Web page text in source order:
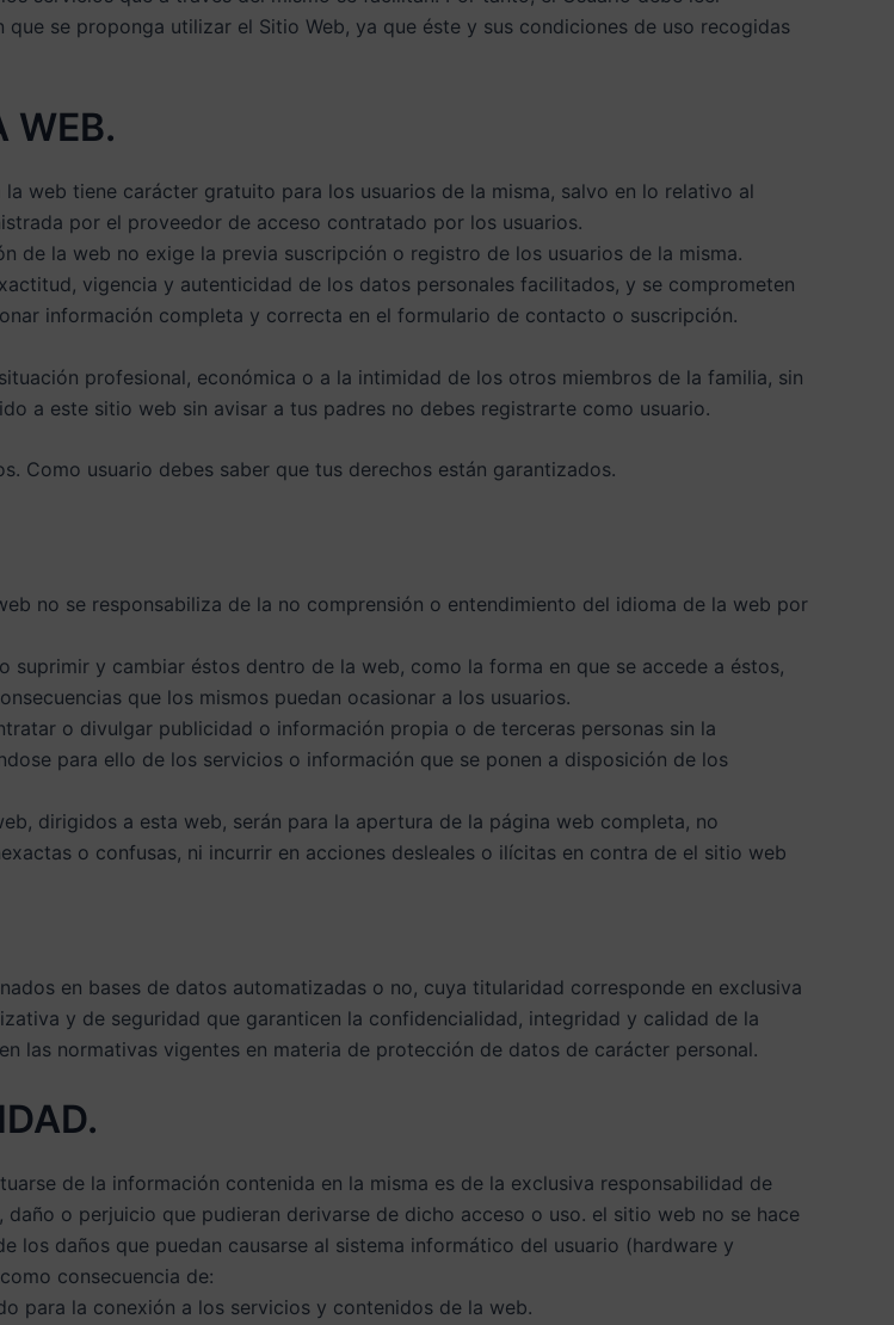
se proponga utilizar el Sitio Web, ya que éste y sus condiciones de uso recogidas
WEB.
web tiene carácter gratuito para los usuarios de la misma, salvo en lo relativo al
por el proveedor de acceso contratado por los usuarios.
de la web no exige la previa suscripción o registro de los usuarios de la misma.
vigencia y autenticidad de los datos personales facilitados, y se comprometen
información completa y correcta en el formulario de contacto o suscripción.
profesional, económica o a la intimidad de los otros miembros de la familia, sin
a este sitio web sin avisar a tus padres no debes registrarte como usuario.
Como usuario debes saber que tus derechos están garantizados.
no se responsabiliza de la no comprensión o entendimiento del idioma de la web por
y cambiar éstos dentro de la web, como la forma en que se accede a éstos,
que los mismos puedan ocasionar a los usuarios.
o divulgar publicidad o información propia o de terceras personas sin la
para ello de los servicios o información que se ponen a disposición de los
dirigidos a esta web, serán para la apertura de la página web completa, no
o confusas, ni incurrir en acciones desleales o ilícitas en contra de el sitio web
en bases de datos automatizadas o no, cuya titularidad corresponde en exclusiva
y de seguridad que garanticen la confidencialidad, integridad y calidad de la
las normativas vigentes en materia de protección de datos de carácter personal.
de la información contenida en la misma es de la exclusiva responsabilidad de
o perjuicio que pudieran derivarse de dicho acceso o uso. el sitio web no se hace
los daños que puedan causarse al sistema informático del usuario (hardware y
consecuencia de:
para la conexión a los servicios y contenidos de la web.